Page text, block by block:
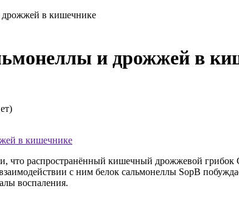
дрожжей в кишечнике
и дрожжей в
в кишечнике
что распространённый кишечный дрожжевой грибок
с ним белок сальмонеллы SopB
воспаления.